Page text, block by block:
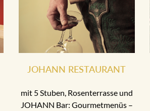
JOHANN RESTAURANT
mit 5 Stuben, Rosenterrasse und
JOHANN Bar: Gourmetmenüs –